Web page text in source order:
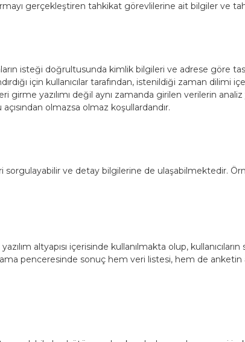
gerçekleştiren tahkikat görevlilerine ait bilgiler ve
isteği doğrultusunda kimlik bilgileri ve adrese göre
için kullanıcılar tarafından, istenildiği zaman dilimi
girme yazılımı değil aynı zamanda girilen verilerin
olmazsa olmaz koşullardandır.
ve detay bilgilerine de ulaşabilmektedir.
altyapısı içerisinde kullanılmakta olup,
penceresinde sonuç hem veri listesi, hem de anketin